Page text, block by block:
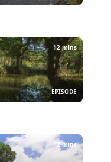
12 mins
EPISODE
12 mins